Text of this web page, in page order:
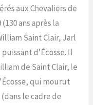
aux Chevaliers de
ans après la
Saint Clair, Jarl
d'Écosse. Il
de Saint Clair, le
qui mourut
le cadre de